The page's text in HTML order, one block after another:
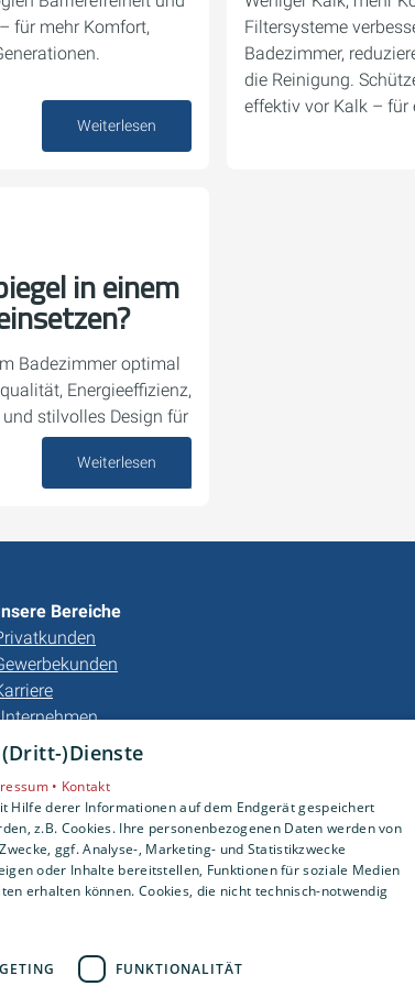
für mehr Komfort,
Weiterlesen
Filtersysteme
Badezimmer,
die Reinigung.
effektiv vor Kalk –
in einem
Badezimmer optimal
Energieeffizienz,
stilvolles Design für
Weiterlesen
Bereiche
Kontakt )Dienste
• Kontakt
Hilfe derer Informationen auf dem Endgerät gespeichert
z.B. Cookies. Ihre personenbezogenen Daten werden von
ggf. Analyse-, Marketing- und Statistikzwecke
oder Inhalte bereitstellen, Funktionen für soziale Medien
erhalten können. Cookies, die nicht technisch-notwendig
FUNKTIONALITÄT